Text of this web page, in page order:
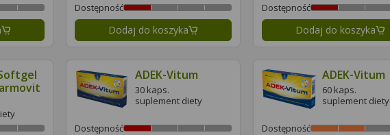
Dostępność
Dodaj do koszyka
Dostępność
Dodaj do koszyka
ADEK-Vitum
30 kaps.
suplement diety
Dostępność
ADEK-Vitum
60 kaps.
suplement diety
Dostępność